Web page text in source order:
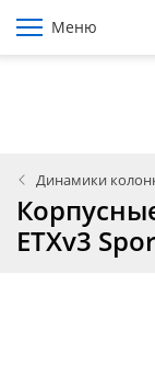
Меню
Динамики
ETXv3